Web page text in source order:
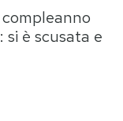
Idee
si è scusata e